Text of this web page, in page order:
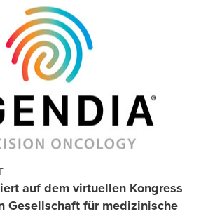
auf dem virtuellen Kongress
Gesellschaft für medizinische